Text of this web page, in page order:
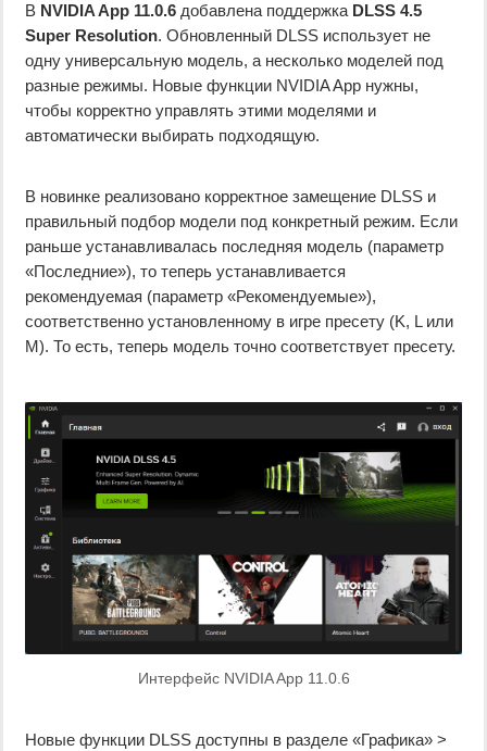
В NVIDIA App 11.0.6 добавлена поддержка DLSS 4.5
Super Resolution. Обновленный DLSS использует не
одну универсальную модель, а несколько моделей под
разные режимы. Новые функции NVIDIA App нужны,
чтобы корректно управлять этими моделями и
автоматически выбирать подходящую.
В новинке реализовано корректное замещение DLSS и
правильный подбор модели под конкретный режим. Если
раньше устанавливалась последняя модель (параметр
«Последние»), то теперь устанавливается
рекомендуемая (параметр «Рекомендуемые»),
соответственно установленному в игре пресету (K, L или
M). То есть, теперь модель точно соответствует пресету.
Интерфейс NVIDIA App 11.0.6
Новые функции DLSS доступны в разделе «Графика» >